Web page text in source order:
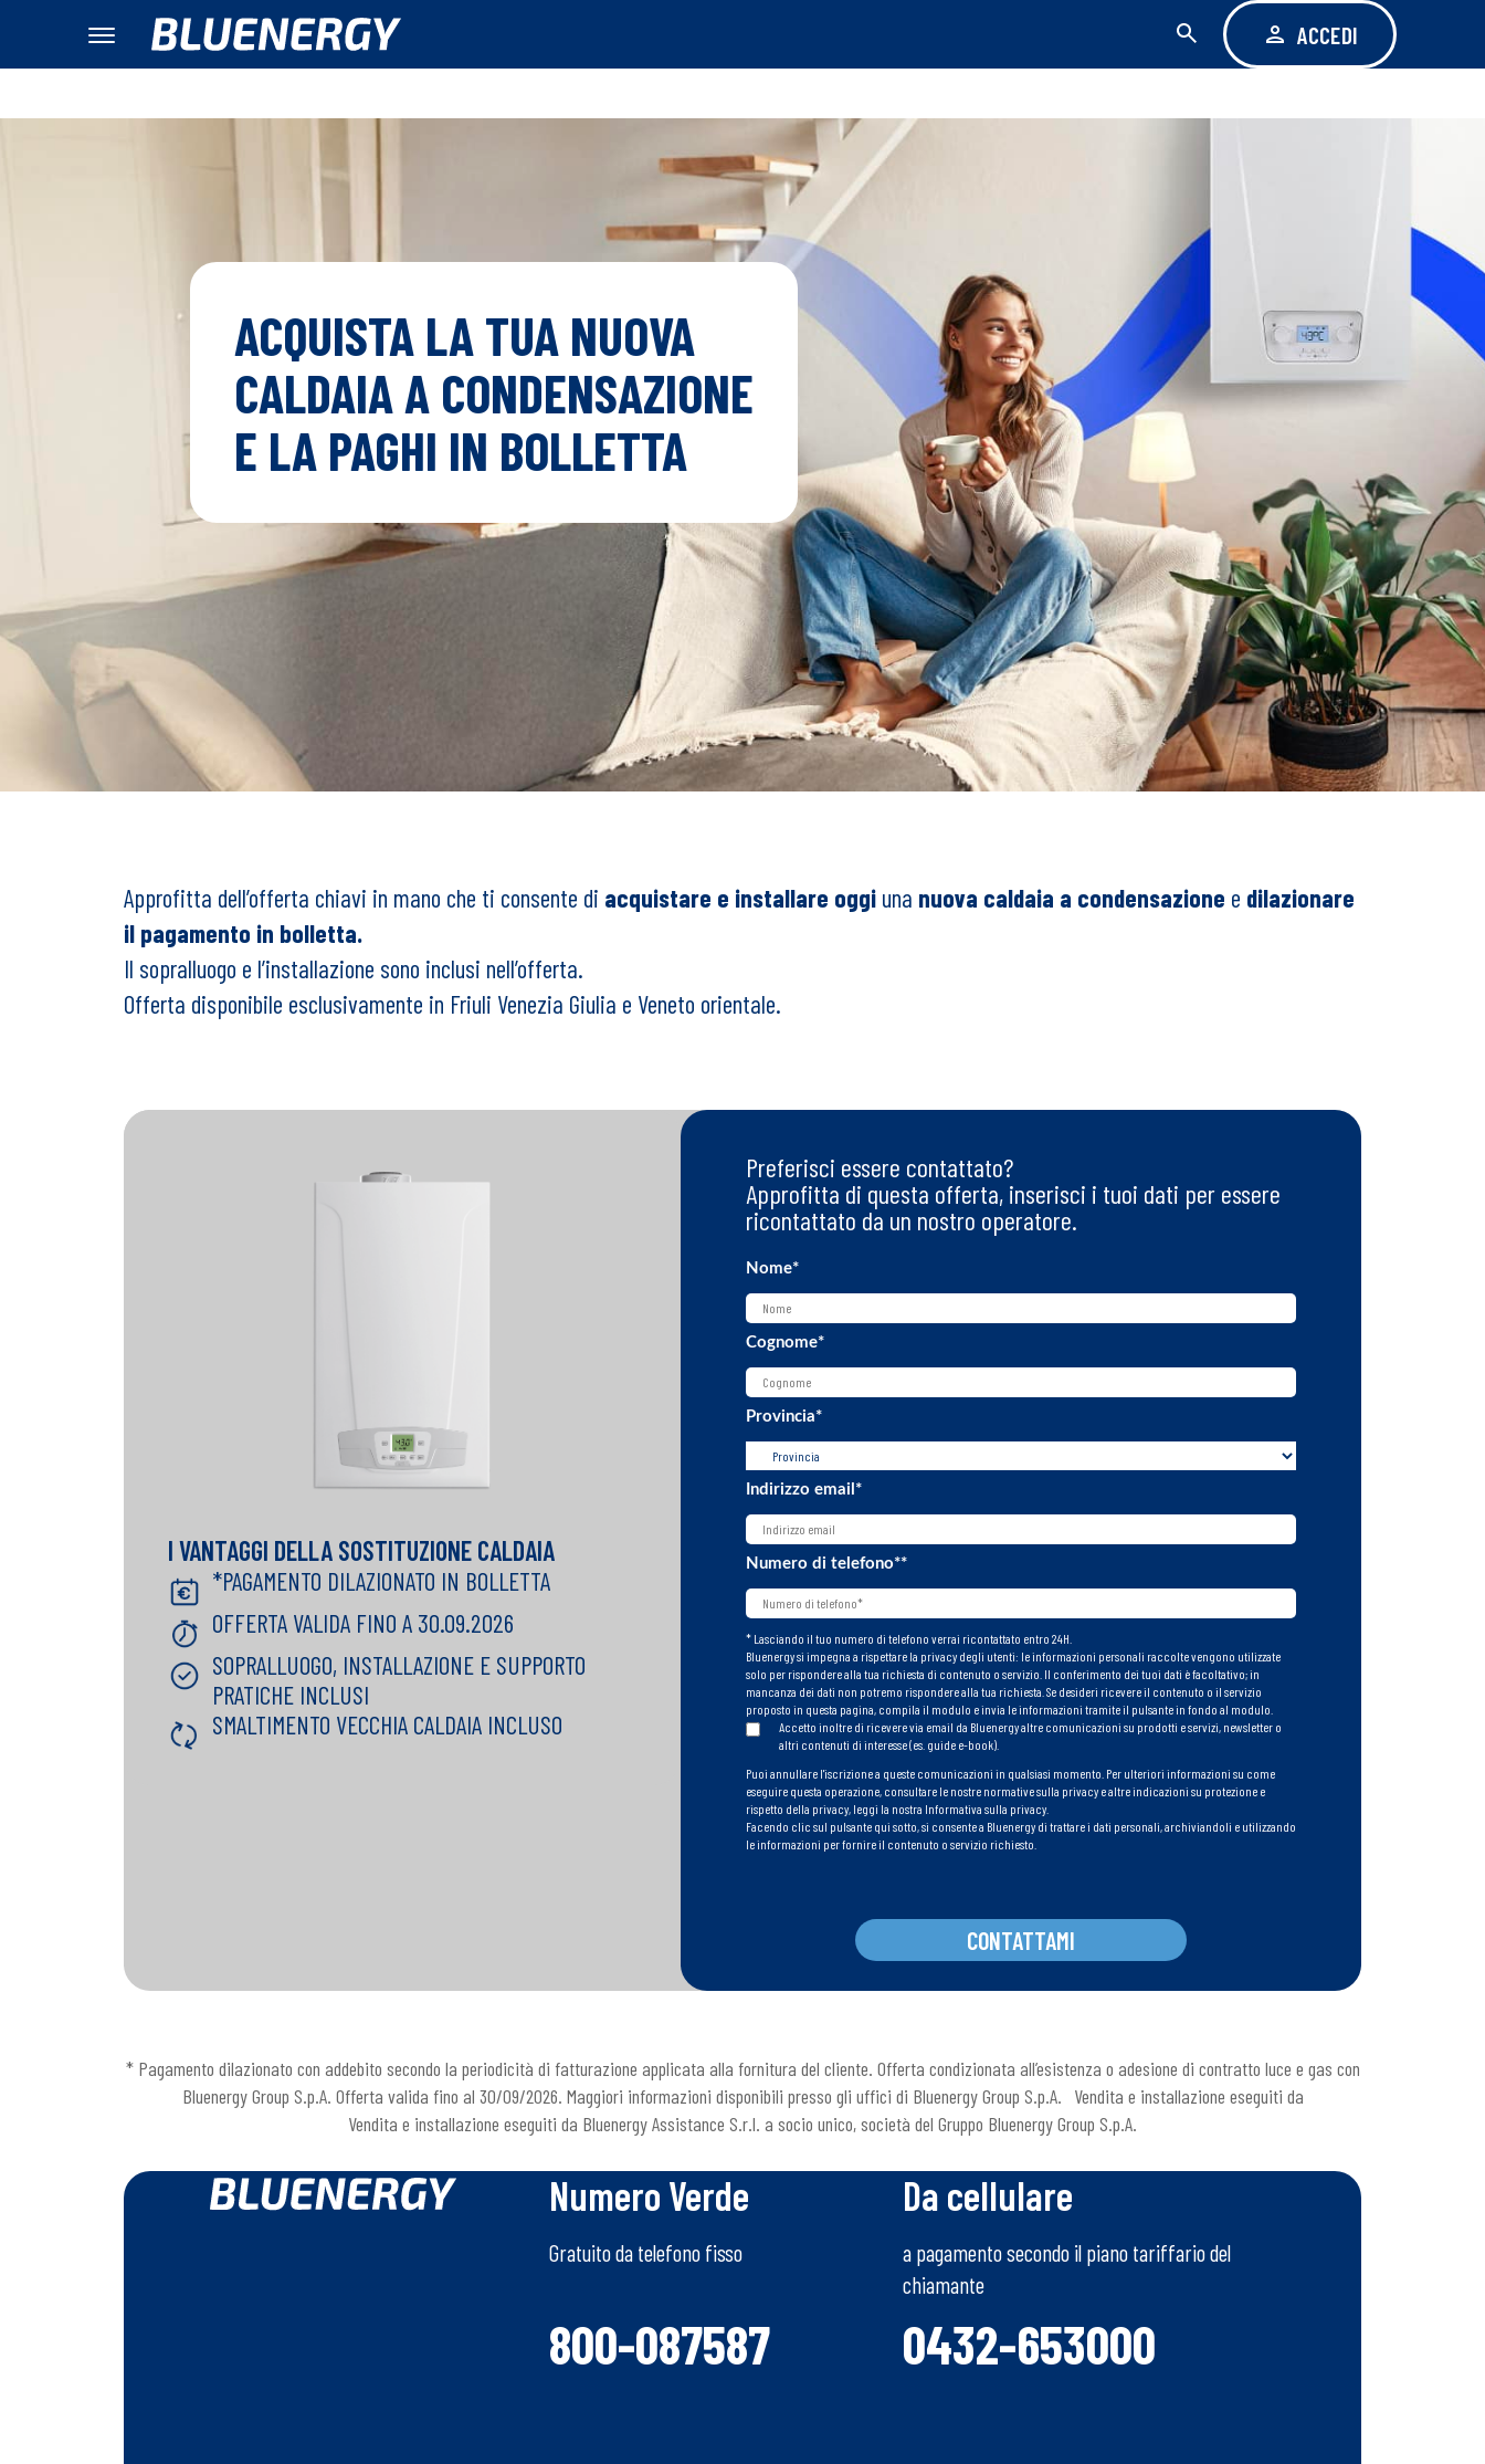
ACCEDI
ACQUISTA LA TUA NUOVA
CALDAIA A CONDENSAZIONE
E LA PAGHI IN BOLLETTA
Approfitta dell’offerta chiavi in mano che ti consente di acquistare e installare oggi una nuova caldaia a condensazione e dilazionare
il pagamento in bolletta.
Il sopralluogo e l’installazione sono inclusi nell’offerta.
Offerta disponibile esclusivamente in Friuli Venezia Giulia e Veneto orientale.
I VANTAGGI DELLA SOSTITUZIONE CALDAIA
*PAGAMENTO DILAZIONATO IN BOLLETTA
OFFERTA VALIDA FINO A 30.09.2026
SOPRALLUOGO, INSTALLAZIONE E SUPPORTO
PRATICHE INCLUSI
SMALTIMENTO VECCHIA CALDAIA INCLUSO
Preferisci essere contattato?
Approfitta di questa offerta, inserisci i tuoi dati per essere
ricontattato da un nostro operatore.
Nome*
Cognome*
Provincia*
Indirizzo email *
Numero di telefono**
* Lasciando il tuo numero di telefono verrai ricontattato entro 24H.
Bluenergy si impegna a rispettare la privacy degli utenti: le informazioni personali raccolte vengono utilizzate
solo per rispondere alla tua richiesta di contenuto o servizio. Il conferimento dei tuoi dati è facoltativo; in
mancanza dei dati non potremo rispondere alla tua richiesta. Se desideri ricevere il contenuto o il servizio
proposto in questa pagina, compila il modulo e invia le informazioni tramite il pulsante in fondo al modulo.
Accetto inoltre di ricevere via email da Bluenergy altre comunicazioni su prodotti e servizi, newsletter o
altri contenuti di interesse (es. guide e-book).
Puoi annullare l'iscrizione a queste comunicazioni in qualsiasi momento. Per ulteriori informazioni su come
eseguire questa operazione, consultare le nostre normative sulla privacy e altre indicazioni su protezione e
rispetto della privacy, leggi la nostra Informativa sulla privacy.
Facendo clic sul pulsante qui sotto, si consente a Bluenergy di trattare i dati personali, archiviandoli e utilizzando
le informazioni per fornire il contenuto o servizio richiesto.
* Pagamento dilazionato con addebito secondo la periodicità di fatturazione applicata alla fornitura del cliente. Offerta condizionata all’esistenza o adesione di contratto luce e gas con
Bluenergy Group S.p.A. Offerta valida fino al 30/09/2026. Maggiori informazioni disponibili presso gli uffici di Bluenergy Group S.p.A. Vendita e installazione eseguiti da
Vendita e installazione eseguiti da Bluenergy Assistance S.r.l. a socio unico, società del Gruppo Bluenergy Group S.p.A.
Numero Verde
Gratuito da telefono fisso
800-087587
Da cellulare
a pagamento secondo il piano tariffario del
chiamante
0432-653000